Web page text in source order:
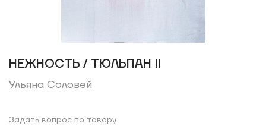
НЕЖНОСТЬ / ТЮЛЬПАН II
Ульяна Соловей
Задать вопрос по товару